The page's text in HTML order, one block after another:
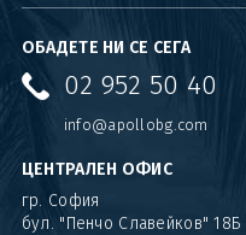
ОБАДЕТЕ НИ СЕ СЕГА
02 952 50 40
info@apollobg.com
ЦЕНТРАЛЕН ОФИС
гр. София
бул. "Пенчо Славейков" 18Б